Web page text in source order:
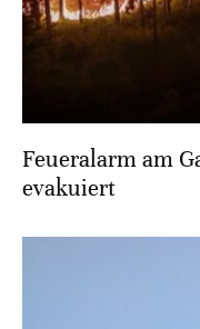
Feueralarm am
evakuiert